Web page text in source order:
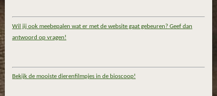
Wil jij ook meebepalen wat er met de website gaat gebeuren? Geef dan
antwoord op vragen!
Bekijk de mooiste dierenfilmpjes in de bioscoop!